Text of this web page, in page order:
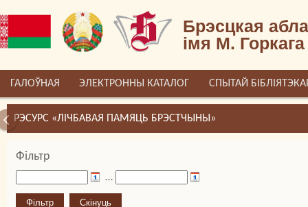
Брэсцкая
імя М. Горкага
ГАЛОЎНАЯ ЭЛЕКТРОННЫ КАТАЛОГ СПЫТАЙ
РЭСУРС «ЛІЧБАВАЯ ПАМЯЦЬ БРЭСТЧЫНЫ»
Фільтр
…